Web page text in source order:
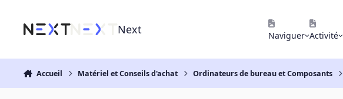
Next Naviguer Activité
Accueil Matériel et Conseils d'achat Ordinateurs de bureau et Composants